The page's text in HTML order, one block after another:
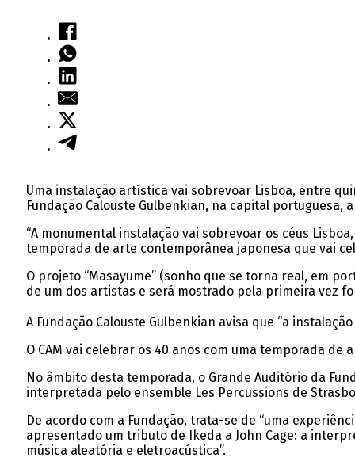
Uma instalação artística vai sobrevoar Lisboa, entre
Fundação Calouste Gulbenkian, na capital portuguesa,
“A monumental instalação vai sobrevoar os céus
temporada de arte contemporânea japonesa que vai
O projeto “Masayume” (sonho que se torna real, em
de um dos artistas e será mostrado pela primeira vez
A Fundação Calouste Gulbenkian avisa que “a
O CAM vai celebrar os 40 anos com uma temporada
No âmbito desta temporada, o Grande Auditório da
interpretada pelo ensemble Les Percussions de
De acordo com a Fundação, trata-se de “uma
apresentado um tributo de Ikeda a John Cage: a
música aleatória e eletroacústica”.